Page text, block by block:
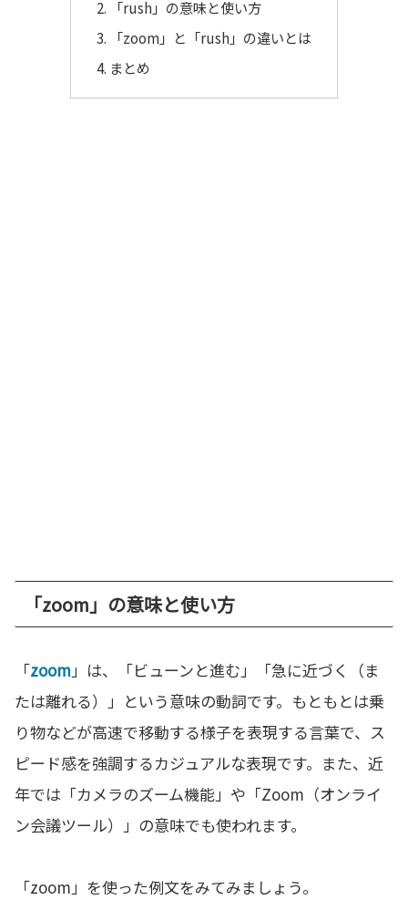
「rush」の意味と使い方
「zoom」と「rush」の違いとは
まとめ
「zoom」の意味と使い方
「zoom」は、「ビューンと進む」「急に近づく（ま
たは離れる）」という意味の動詞です。もともとは乗
り物などが高速で移動する様子を表現する言葉で、ス
ピード感を強調するカジュアルな表現です。また、近
年では「カメラのズーム機能」や「Zoom（オンライ
ン会議ツール）」の意味でも使われます。
「zoom」を使った例文をみてみましょう。